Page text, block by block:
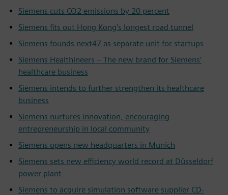
Siemens cuts CO2 emissions by 20 percent
Siemens fits out Hong Kong's longest road tunnel
Siemens founds next47 as separate unit for startups
Siemens Healthineers – The new brand for Siemens’
healthcare business
Siemens intends to further strengthen its healthcare
business
Siemens nurtures innovation, encouraging
entrepreneurship in local community
Siemens opens new headquarters in Munich
Siemens sets new efficiency world record at Düsseldorf
power plant
Siemens to acquire simulation software supplier CD-